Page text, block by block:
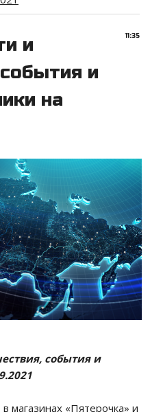
11:35
и
и
на
события и
магазинах «Пятерочка» и